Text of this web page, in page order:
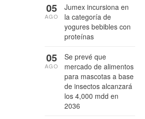
Jumex incursiona en
la categoría de
yogures bebibles con
proteínas
05
AGO
Se prevé que
mercado de alimentos
para mascotas a base
de insectos alcanzará
los 4,000 mdd en
2036
05
AGO